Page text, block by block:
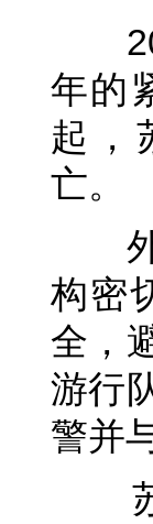
年的
起，
亡。
构密
全，
游行
警并